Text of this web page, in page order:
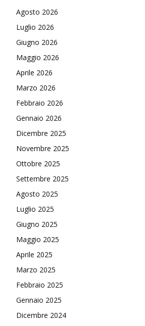
Agosto 2026
Luglio 2026
Giugno 2026
Maggio 2026
Aprile 2026
Marzo 2026
Febbraio 2026
Gennaio 2026
Dicembre 2025
Novembre 2025
Ottobre 2025
Settembre 2025
Agosto 2025
Luglio 2025
Giugno 2025
Maggio 2025
Aprile 2025
Marzo 2025
Febbraio 2025
Gennaio 2025
Dicembre 2024